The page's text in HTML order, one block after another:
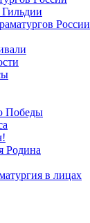
Гильдии
России
Победы
Родина
в лицах